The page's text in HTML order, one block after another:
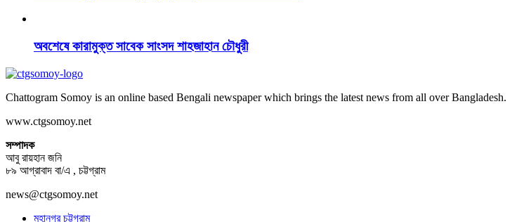
অবশেষে কারামুক্ত সাবেক সাংসদ শাহজাহান চৌধুরী
Chattogram Somoy is an online based Bengali newspaper which brings the latest news from all over Bangladesh.
www.ctgsomoy.net
সম্পাদক
আবু রায়হান জনি
৮৯ আগ্রাবাদ বা/এ , চট্টগ্রাম
news@ctgsomoy.net
মহানগর চট্টগ্রাম